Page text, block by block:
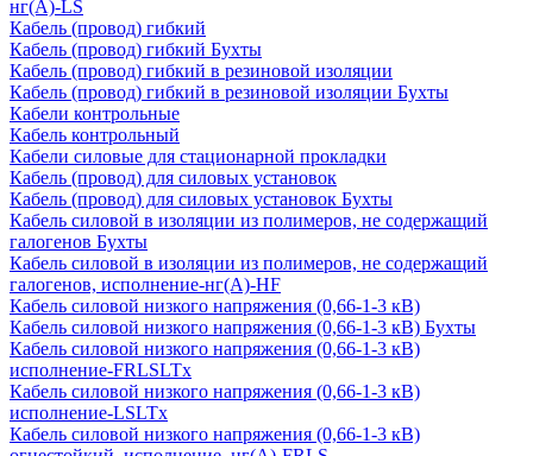
нг(А)-LS
Кабель (провод) гибкий
Кабель (провод) гибкий Бухты
Кабель (провод) гибкий в резиновой изоляции
Кабель (провод) гибкий в резиновой изоляции Бухты
Кабели контрольные
Кабель контрольный
Кабели силовые для стационарной прокладки
Кабель (провод) для силовых установок
Кабель (провод) для силовых установок Бухты
Кабель силовой в изоляции из полимеров, не содержащий
галогенов Бухты
Кабель силовой в изоляции из полимеров, не содержащий
галогенов, исполнение-нг(А)-HF
Кабель силовой низкого напряжения (0,66-1-3 кВ)
Кабель силовой низкого напряжения (0,66-1-3 кВ) Бухты
Кабель силовой низкого напряжения (0,66-1-3 кВ)
исполнение-FRLSLTx
Кабель силовой низкого напряжения (0,66-1-3 кВ)
исполнение-LSLTx
Кабель силовой низкого напряжения (0,66-1-3 кВ)